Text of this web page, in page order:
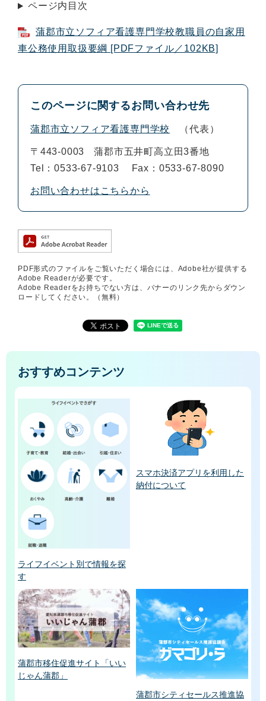
ページ内目次
蒲郡市立ソフィア看護専門学校教職員の自家用
車公務使用取扱要綱 [PDFファイル／102KB]
このページに関するお問い合わせ先
蒲郡市立ソフィア看護専門学校 代表
〒443-0003
蒲郡市五井町高立田3番地
Tel：0533-67-9103
Fax：0533-67-8090
お問い合わせはこちらから
PDF形式のファイルをご覧いただく場合には、Adobe社が提供する
Adobe Readerが必要です。
Adobe Readerをお持ちでない方は、バナーのリンク先からダウン
ロードしてください。（無料）
おすすめコンテンツ
ライフイベント別で情報を探
す
スマホ決済アプリを利用した
納付について
蒲郡市移住促進サイト「いい
じゃん蒲郡」
蒲郡市シティセールス推進協